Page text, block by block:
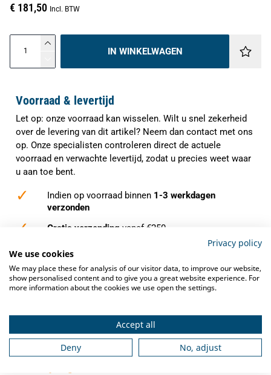
€ 181,50 Incl. BTW
IN WINKELWAGEN
Voorraad & levertijd
Let op: onze voorraad kan wisselen. Wilt u snel zekerheid
over de levering van dit artikel? Neem dan contact met ons
op. Onze specialisten controleren direct de actuele
voorraad en verwachte levertijd, zodat u precies weet waar
u aan toe bent.
✓ Indien op voorraad binnen 1-3 werkdagen
verzonden
✓ Gratis verzending vanaf €250,-
✓ Deskundig advies van grootkeukenspecialisten
✓ Ook na aankoop bieden we service en
ondersteuning
Privacy policy
We use cookies
We may place these for analysis of our visitor data, to improve our website,
show personalised content and to give you a great website experience. For
more information about the cookies we use open the settings.
Accept all
Deny
No, adjust